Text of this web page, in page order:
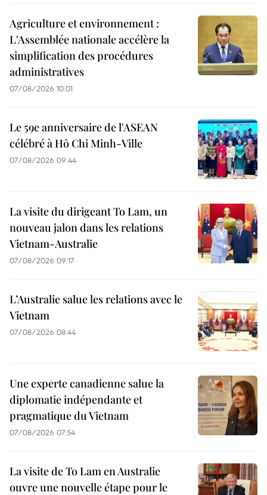
Agriculture et environnement :
L'Assemblée nationale accélère la
simplification des procédures
administratives
07/08/2026 10:01
Le 59e anniversaire de l'ASEAN
célébré à Hô Chi Minh-Ville
07/08/2026 09:44
La visite du dirigeant To Lam, un
nouveau jalon dans les relations
Vietnam-Australie
07/08/2026 09:17
L’Australie salue les relations avec le
Vietnam
07/08/2026 08:44
Une experte canadienne salue la
diplomatie indépendante et
pragmatique du Vietnam
07/08/2026 07:54
La visite de To Lam en Australie
ouvre une nouvelle étape pour le